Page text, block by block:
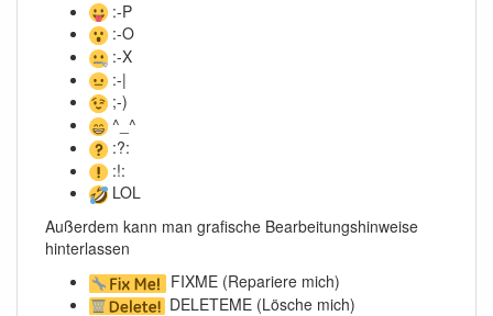
:-P
:-O
:-X
:-|
;-)
^_^
:?:
:!:
LOL
Außerdem kann man grafische Bearbeitungshinweise
hinterlassen
FIXME (Repariere mich)
DELETEME (Lösche mich)